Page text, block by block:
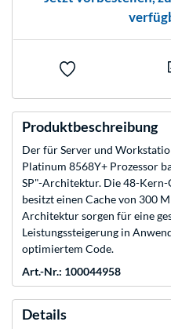
Produktbeschreibung
Der für Server und
Platinum 8568Y+ Prozessor
SP"-Architektur. Die 48-Kern-
besitzt einen Cache von 300
Architektur sorgen für eine
Leistungssteigerung in
optimiertem Code.
Art.-Nr.: 100044958
Details